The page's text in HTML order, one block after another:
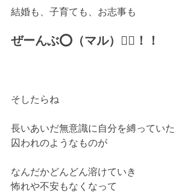
結婚も、子育ても、お志事も
ぜーんぶ⭕（マル）🙆‍♀️！！
そしたらね
長いあいだ無意識に自分を縛っていた
囚われのようなものが
なんだかどんどん溶けていき
怖れや不安もなくなって